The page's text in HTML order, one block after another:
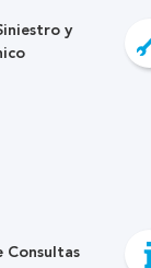
y
Consultas